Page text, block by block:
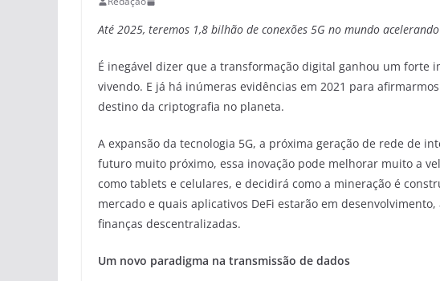
Até 2025, teremos 1,8 bilhão de conexões 5G no mundo
É inegável dizer que a transformação digital ganhou um forte
vivendo. E já há inúmeras evidências em 2021 para
destino da criptografia no planeta.
A expansão da tecnologia 5G, a próxima geração de rede de
futuro muito próximo, essa inovação pode melhorar muito a
como tablets e celulares, e decidirá como a mineração é
mercado e quais aplicativos DeFi estarão em
finanças descentralizadas.
Um novo paradigma na transmissão de dados